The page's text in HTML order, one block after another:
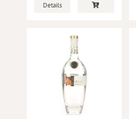
Details